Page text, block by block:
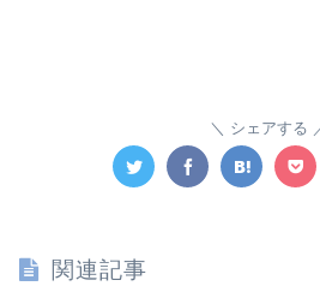
シェアする
関連記事